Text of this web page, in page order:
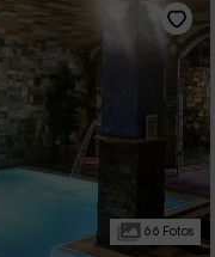
66 Fotos